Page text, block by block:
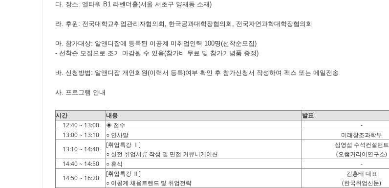
다. 장소: 엘타워 B1 라벤더홀(서울 서초구 양재동 소재)
라. 후원: 전국대학교취업관리자협의회, 한국공과대학장협의회, 전국자연과학대학장협의회
마. 참가대상: 알앤디잡에 등록된 이공계 미취업인력 100명(선착순모집)
- 선착순 모집으로 조기 마감될 수 있음(참가비 무료 및 참가기념품 증정)
바. 신청방법: 알앤디잡 개인회원(이력서 등록)여부 확인 후 참가신청서 작성하여 팩스 또는 메일전송
사. 프로그램 안내
시간 내용
발표
12:40 ~ 13:00
◈ 접수
-
13:00 ~ 13:10
○ 인사말
미래창조과학부
13:10 ~ 14:40
[취업특강 Ⅰ]
○ 실전 취업서류 작성 및 면접 커뮤니케이션
심영섭 수석컨설턴트
(오쌤커리어연구소)
14:40 ~ 14:50
○ 휴식
-
14:50 ~ 16:20
[취업특강 Ⅱ]
○ 이공계 채용트렌드 및 취업전략
김홍태 대표
(한국취업신문)